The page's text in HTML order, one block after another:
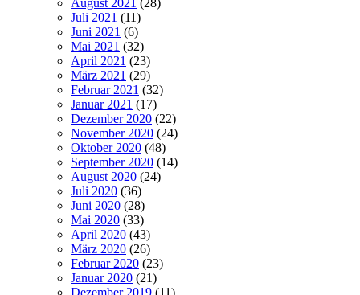
August 2021
(28)
Juli 2021 (11)
Juni 2021 (6)
Mai 2021 (32)
April 2021 (23)
März 2021 (29)
Februar 2021 (32)
Januar 2021 (17)
Dezember 2020 (22)
November 2020 (24)
Oktober 2020 (48)
September 2020 (14)
August 2020 (24)
Juli 2020 (36)
Juni 2020 (28)
Mai 2020 (33)
April 2020 (43)
März 2020 (26)
Februar 2020 (23)
Januar 2020 (21)
Dezember 2019 (11)